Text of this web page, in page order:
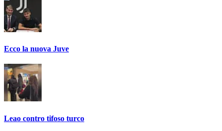
Ecco la nuova Juve
Leao contro tifoso turco